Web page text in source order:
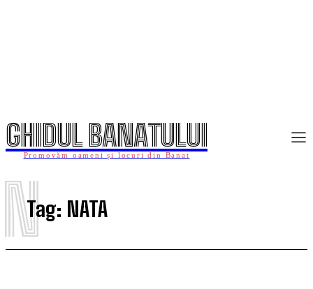
GHIDUL BANATULUI
Promovăm oameni și locuri din Banat
Tag: NATA
N